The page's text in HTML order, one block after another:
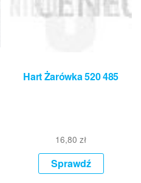
Hart Żarówka 520 485
16,80zł
Sprawdź